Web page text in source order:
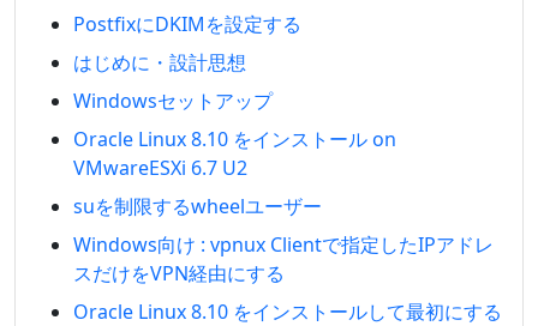
PostfixにDKIMを設定する
はじめに・設計思想
Windowsセットアップ
Oracle Linux 8.10 をインストール on
VMwareESXi 6.7 U2
suを制限するwheelユーザー
Windows向け : vpnux Clientで指定したIPアドレ
スだけをVPN経由にする
Oracle Linux 8.10 をインストールして最初にする